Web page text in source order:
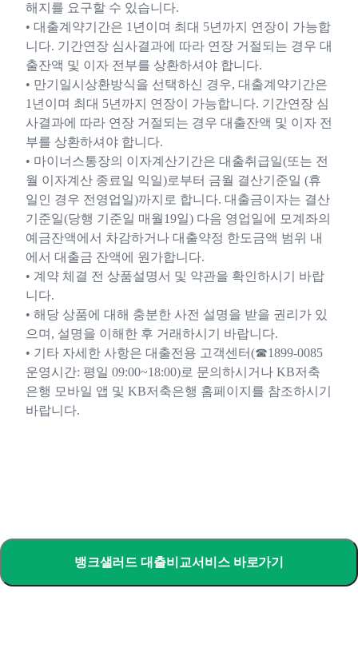
해지를 요구할 수 있습니다.
• 대출계약기간은 1년이며 최대 5년까지 연장이 가능합
니다. 기간연장 심사결과에 따라 연장 거절되는 경우 대
출잔액 및 이자 전부를 상환하셔야 합니다.
• 만기일시상환방식을 선택하신 경우, 대출계약기간은
1년이며 최대 5년까지 연장이 가능합니다. 기간연장 심
사결과에 따라 연장 거절되는 경우 대출잔액 및 이자 전
부를 상환하셔야 합니다.
• 마이너스통장의 이자계산기간은 대출취급일(또는 전
월 이자계산 종료일 익일)로부터 금월 결산기준일 (휴
일인 경우 전영업일)까지로 합니다. 대출금이자는 결산
기준일(당행 기준일 매월19일) 다음 영업일에 모계좌의
예금잔액에서 차감하거나 대출약정 한도금액 범위 내
에서 대출금 잔액에 원가합니다.
• 계약 체결 전 상품설명서 및 약관을 확인하시기 바랍
니다.
• 해당 상품에 대해 충분한 사전 설명을 받을 권리가 있
으며, 설명을 이해한 후 거래하시기 바랍니다.
• 기타 자세한 사항은 대출전용 고객센터(☎1899-0085
운영시간: 평일 09:00~18:00)로 문의하시거나 KB저축
은행 모바일 앱 및 KB저축은행 홈페이지를 참조하시기
바랍니다.
뱅크샐러드 대출비교서비스 바로가기